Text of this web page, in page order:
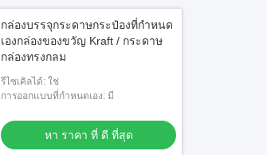
กล่องบรรจุกระดาษกระป๋องที่กําหนด
เองกล่องของขวัญ Kraft / กระดาษ
กล่องทรงกลม
รีไซเคิลได้: ใช่
การออกแบบที่กำหนดเอง: มี
หา ราคา ที่ ดี ที่สุด